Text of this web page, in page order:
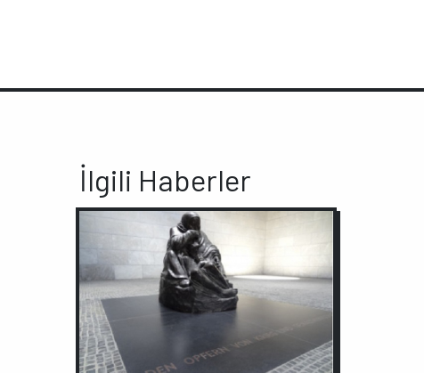
İlgili Haberler